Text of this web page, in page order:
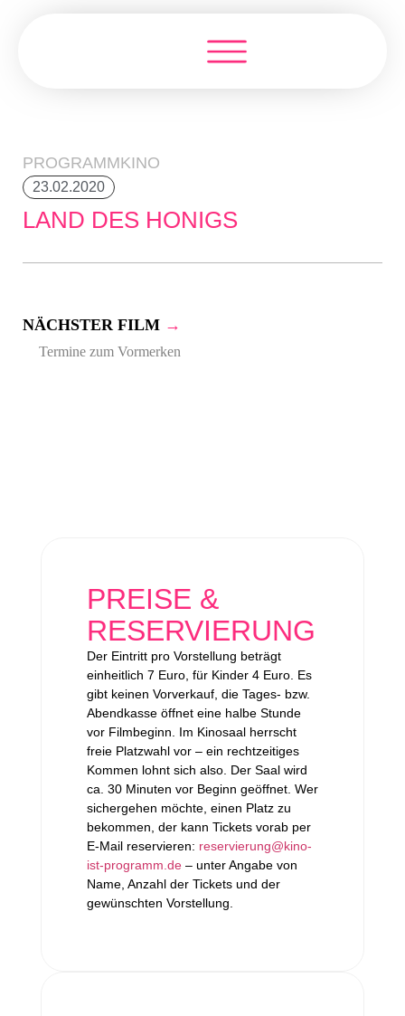
PROGRAMMKINO
23.02.2020
LAND DES HONIGS
NÄCHSTER FILM →
Termine zum Vormerken
PREISE &
RESERVIERUNG
Der Eintritt pro Vorstellung beträgt
einheitlich 7 Euro, für Kinder 4 Euro. Es
gibt keinen Vorverkauf, die Tages- bzw.
Abendkasse öffnet eine halbe Stunde
vor Filmbeginn. Im Kinosaal herrscht
freie Platzwahl vor – ein rechtzeitiges
Kommen lohnt sich also. Der Saal wird
ca. 30 Minuten vor Beginn geöffnet. Wer
sichergehen möchte, einen Platz zu
bekommen, der kann Tickets vorab per
E-Mail reservieren: reservierung@kino-
ist-programm.de– unter Angabe von
Name, Anzahl der Tickets und der
gewünschten Vorstellung.